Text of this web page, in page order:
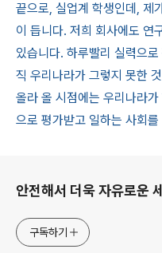
끝으로, 실업계 학생인데, 제
이 듭니다. 저희 회사에도 연
있습니다. 하루빨리 실력으
직 우리나라가 그렇지 못한
올라 올 시점에는 우리나라
으로 평가받고 일하는 사회
안전해서 더욱 자유로운
구독하기